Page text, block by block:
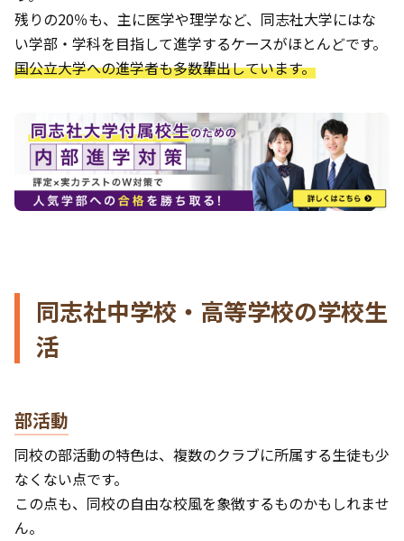
残りの20％も、主に医学や理学など、同志社大学にはな
い学部・学科を目指して進学するケースがほとんどです。
国公立大学への進学者も多数輩出しています。
同志社中学校・高等学校の学校生
活
部活動
同校の部活動の特色は、複数のクラブに所属する生徒も少
なくない点です。
この点も、同校の自由な校風を象徴するものかもしれませ
ん。